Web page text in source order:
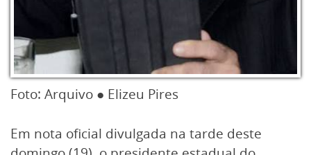
Foto: Arquivo ● Elizeu Pires
Em nota oficial divulgada na tarde deste